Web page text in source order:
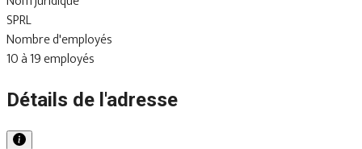
SPRL
Nombre d'employés
10 à 19 employés
Détails de l'adresse